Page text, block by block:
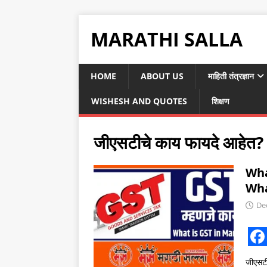
MARATHI SALLA
HOME ABOUT US माहिती तंत्रज्ञान
WISHESH AND QUOTES शिक्षण
जीएसटीचे काय फायदे आहेत?
F